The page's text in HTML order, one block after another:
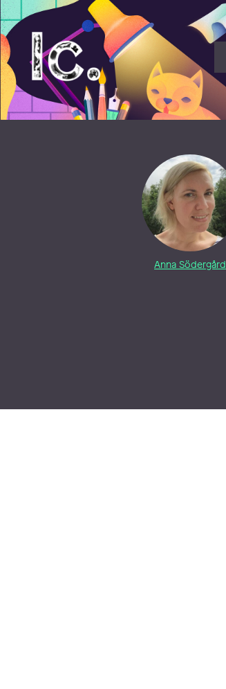
Illustratörcentrum
Anna Södergård